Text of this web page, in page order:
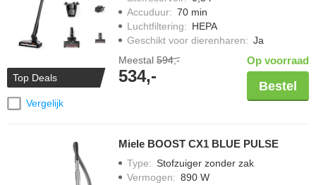
Top Deals
Vergelijk
Accuduur: 70 min
Luchtfiltering: HEPA
Geschikt voor dierenharen: Ja
Meestal 594,-
534,-
Op voorraad
Bestel
Miele BOOST CX1 BLUE PULSE
Type: Stofzuiger zonder zak
Vermogen: 890 W